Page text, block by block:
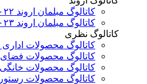
کاتالوگ مبلمان اروند ۲۰۲۲
کاتالوگ مبلمان اروند ۲۰۲۳
نظری
کاتالوگ محصولات اداری نظری
کاتالوگ محصولات فضای باز نظری
کاتالوگ محصولات خانگی نظری
کاتالوگ محصولات رستورانی نظری